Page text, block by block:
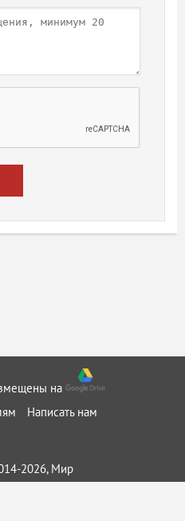
на
Написать нам
2026, Мир
::